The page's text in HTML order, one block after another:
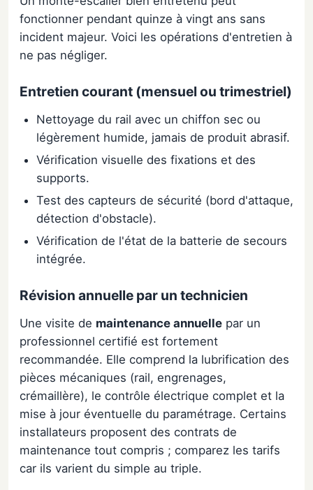
fonctionner pendant quinze à vingt ans sans
incident majeur. Voici les opérations d'entretien à
ne pas négliger.
Entretien courant (mensuel ou trimestriel)
Nettoyage du rail avec un chiffon sec ou
légèrement humide, jamais de produit abrasif.
Vérification visuelle des fixations et des
supports.
Test des capteurs de sécurité (bord d'attaque,
détection d'obstacle).
Vérification de l'état de la batterie de secours
intégrée.
Révision annuelle par un technicien
Une visite de maintenance annuelle par un
professionnel certifié est fortement
recommandée. Elle comprend la lubrification des
pièces mécaniques (rail, engrenages,
crémaillère), le contrôle électrique complet et la
mise à jour éventuelle du paramétrage. Certains
installateurs proposent des contrats de
maintenance tout compris ; comparez les tarifs
car ils varient du simple au triple.